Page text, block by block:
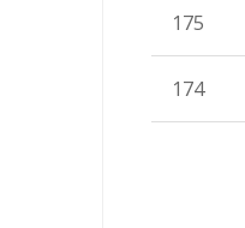
175
174